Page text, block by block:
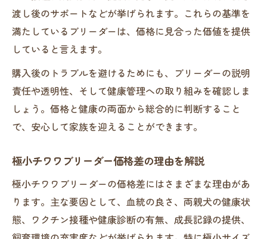
渡し後のサポートなどが挙げられます。これらの基準を
満たしているブリーダーは、価格に見合った価値を提供
していると言えます。
購入後のトラブルを避けるためにも、ブリーダーの説明
責任や透明性、そして健康管理への取り組みを確認しま
しょう。価格と健康の両面から総合的に判断すること
で、安心して家族を迎えることができます。
極小チワワブリーダー価格差の理由を解説
極小チワワブリーダーの価格差にはさまざまな理由があ
ります。主な要因として、血統の良さ、両親犬の健康状
態、ワクチン接種や健康診断の有無、成長記録の提供、